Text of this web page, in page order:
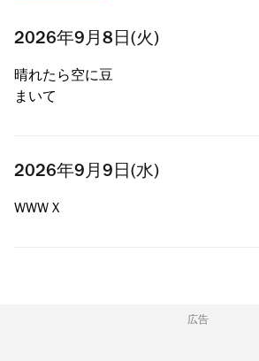
2026年9月8日(火)
晴れたら空に豆
まいて
2026年9月9日(水)
WWW X
広告